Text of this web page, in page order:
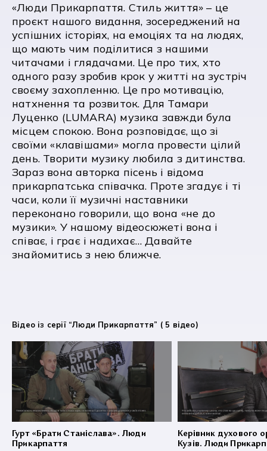
«Люди Прикарпаття. Стиль життя» – це
проєкт нашого видання, зосереджений на
успішних історіях, на емоціях та на людях,
що мають чим поділитися з нашими
читачами і глядачами. Це про тих, хто
одного разу зробив крок у житті на зустріч
своєму захопленню. Це про мотивацію,
натхнення та розвиток. Для Тамари
Луценко (LUMARA) музика завжди була
місцем спокою. Вона розповідає, що зі
своїми «клавішами» могла провести цілий
день. Творити музику любила з дитинства.
Зараз вона авторка пісень і відома
прикарпатська співачка. Проте згадує і ті
часи, коли її музичні наставники
переконано говорили, що вона «не до
музики». У нашому відеосюжеті вона і
співає, і грає і надихає… Давайте
знайомитись з нею ближче.
Відео із серії “Люди Прикарпаття” ( 5 відео)
Гурт «Брати Станіслава». Люди
Прикарпаття
Керівник духового
Кузів. Люди